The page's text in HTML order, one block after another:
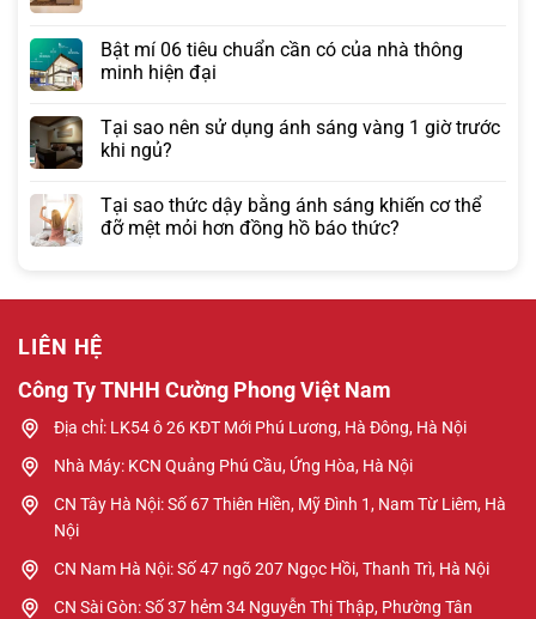
Bật mí 06 tiêu chuẩn cần có của nhà thông
minh hiện đại
Tại sao nên sử dụng ánh sáng vàng 1 giờ trước
khi ngủ?
Tại sao thức dậy bằng ánh sáng khiến cơ thể
đỡ mệt mỏi hơn đồng hồ báo thức?
LIÊN HỆ
Công Ty TNHH Cường Phong Việt Nam
Địa chỉ: LK54 ô 26 KĐT Mới Phú Lương, Hà Đông, Hà Nội
Nhà Máy: KCN Quảng Phú Cầu, Ứng Hòa, Hà Nội
CN Tây Hà Nội: Số 67 Thiên Hiền, Mỹ Đình 1, Nam Từ Liêm, Hà
Nội
CN Nam Hà Nội: Số 47 ngõ 207 Ngọc Hồi, Thanh Trì, Hà Nội
CN Sài Gòn: Số 37 hẻm 34 Nguyễn Thị Thập, Phường Tân